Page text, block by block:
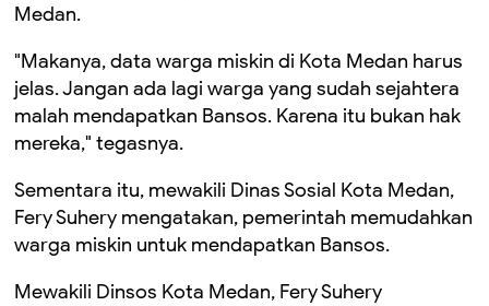
Medan.
"Makanya, data warga miskin di Kota Medan harus
jelas. Jangan ada lagi warga yang sudah sejahtera
malah mendapatkan Bansos. Karena itu bukan hak
mereka," tegasnya.
Sementara itu, mewakili Dinas Sosial Kota Medan,
Fery Suhery mengatakan, pemerintah memudahkan
warga miskin untuk mendapatkan Bansos.
Mewakili Dinsos Kota Medan, Fery Suhery